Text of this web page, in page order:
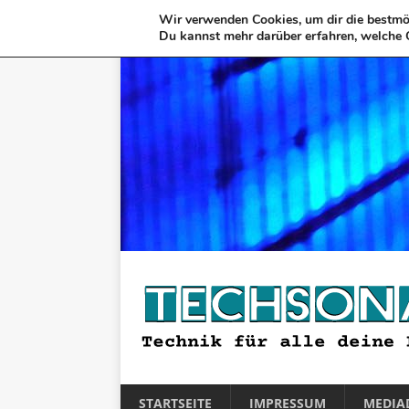
STARTSEITE IMPRESSUM
Wir verwenden Cookies, um dir die
Du kannst mehr darüber erfahren,